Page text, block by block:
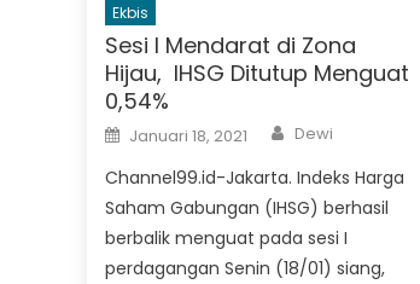
Ekbis
Sesi I Mendarat di Zona
Hijau, IHSG Ditutup Menguat
0,54%
Posted
on
Januari 18, 2021 Author
Dewi
Channel99.id-Jakarta. Indeks Harga
Saham Gabungan (IHSG) berhasil
berbalik menguat pada sesi I
perdagangan Senin (18/01) siang,